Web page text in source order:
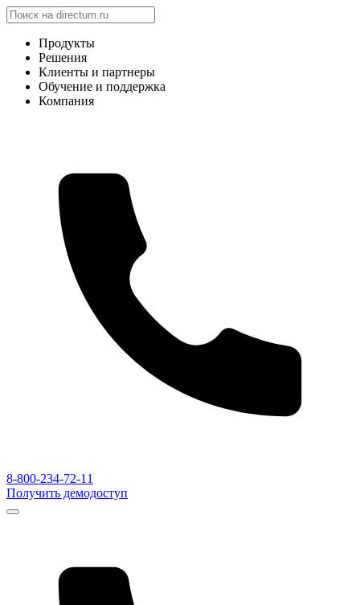
Продукты
Решения
Клиенты и партнеры
Обучение и поддержка
Компания
8-800-234-72-11
Получить демодоступ